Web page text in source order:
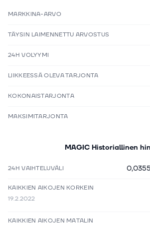
MARKKINA-ARVO
TÄYSIN LAIMENNETTU ARVOSTUS
24H VOLYYMI
LIIKKEESSÄ OLEVA TARJONTA
KOKONAISTARJONTA
MAKSIMITARJONTA
MAGIC Historiallinen
24H VAIHTELUVÄLI
KAIKKIEN AIKOJEN KORKEIN
19.2.2022
KAIKKIEN AIKOJEN MATALIN